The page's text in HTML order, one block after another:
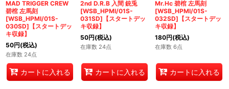
MAD TRIGGER CREW
碧棺 左馬刻
[WSB_HPMI/01S-
030SD]【スタートデッ
キ収録】
50円(税込)
在庫数 24点
カートに入れる
2nd D.R.B 入間 銃兎
[WSB_HPMI/01S-
031SD]【スタートデッ
キ収録】
50円(税込)
在庫数 24点
カートに入れる
Mr.Hc 碧棺 左馬刻
[WSB_HPMI/01S-
032SD]【スタートデッ
キ収録】
180円(税込)
在庫数 6点
カートに入れる